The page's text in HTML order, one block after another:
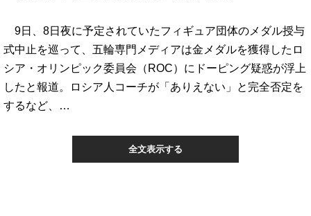
9日、8日夜に予定されていたフィギュア団体のメダル授与
式中止を巡って、五輪専門メディアは金メダルを獲得したロ
シア・オリンピック委員会（ROC）にドーピング疑惑が浮上
したと報道。ロシア人コーチが「ありえない」と完全否定を
するなど、…
全文表示する